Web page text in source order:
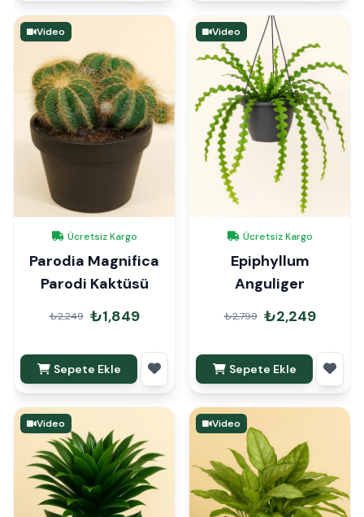
Video
Ücretsiz Kargo
Parodia Magnifica
Parodi Kaktüsü
₺2,249 ₺1,849
Sepete Ekle
Video
Ücretsiz Kargo
Epiphyllum
Anguliger
₺2,799 ₺2,249
Sepete Ekle
Video Video